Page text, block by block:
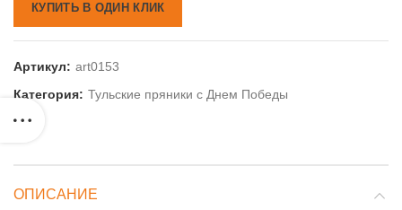
КУПИТЬ В ОДИН КЛИК
Артикул: art0153
Категория: Тульские пряники с Днем Победы
ОПИСАНИЕ